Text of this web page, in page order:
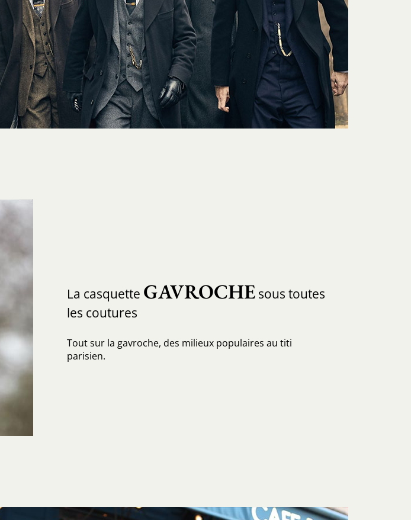
La casquette GAVROCHEsous toutes
les coutures
Tout sur la gavroche, des milieux populaires au titi
parisien.